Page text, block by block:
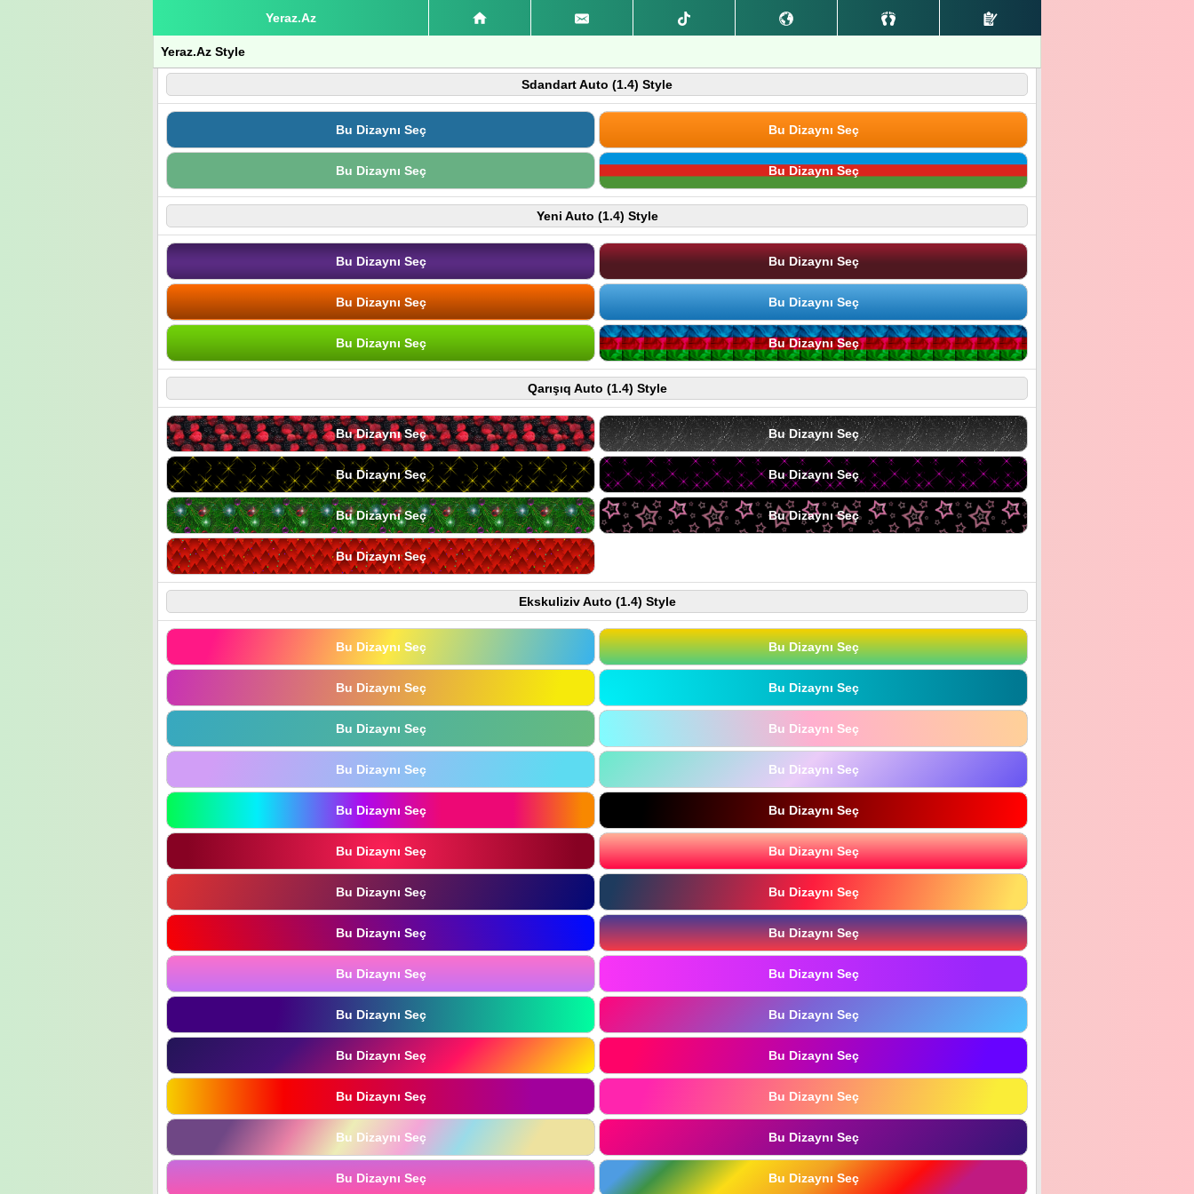
Yeraz.Az
Yeraz.Az Style
Sdandart Auto (1.4) Style
Bu Dizaynı Seç Bu Dizaynı Seç
Bu Dizaynı Seç Bu Dizaynı Seç
Yeni Auto (1.4) Style
Bu Dizaynı Seç Bu Dizaynı Seç
Bu Dizaynı Seç Bu Dizaynı Seç
Bu Dizaynı Seç Bu Dizaynı Seç
Qarışıq Auto (1.4) Style
Bu Dizaynı Seç Bu Dizaynı Seç
Bu Dizaynı Seç Bu Dizaynı Seç
Bu Dizaynı Seç Bu Dizaynı Seç
Bu Dizaynı Seç
Ekskuliziv Auto (1.4) Style
Bu Dizaynı Seç Bu Dizaynı Seç
Bu Dizaynı Seç Bu Dizaynı Seç
Bu Dizaynı Seç Bu Dizaynı Seç
Bu Dizaynı Seç Bu Dizaynı Seç
Bu Dizaynı Seç Bu Dizaynı Seç
Bu Dizaynı Seç Bu Dizaynı Seç
Bu Dizaynı Seç Bu Dizaynı Seç
Bu Dizaynı Seç Bu Dizaynı Seç
Bu Dizaynı Seç Bu Dizaynı Seç
Bu Dizaynı Seç Bu Dizaynı Seç
Bu Dizaynı Seç Bu Dizaynı Seç
Bu Dizaynı Seç Bu Dizaynı Seç
Bu Dizaynı Seç Bu Dizaynı Seç
Bu Dizaynı Seç Bu Dizaynı Seç